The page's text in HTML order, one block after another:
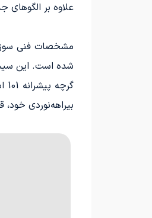
علاوه بر
شده است. این
بیراهه‌نوردی